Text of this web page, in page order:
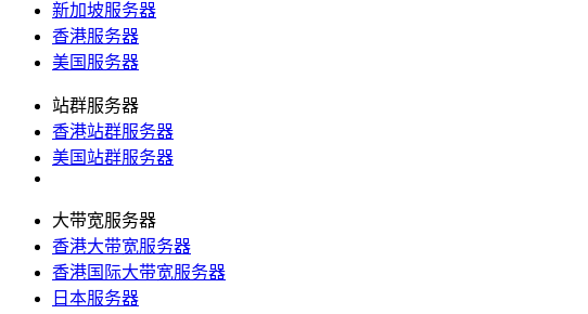
新加坡服务器
香港服务器
美国服务器
站群服务器
香港站群服务器
美国站群服务器
大带宽服务器
香港大带宽服务器
香港国际大带宽服务器
日本服务器